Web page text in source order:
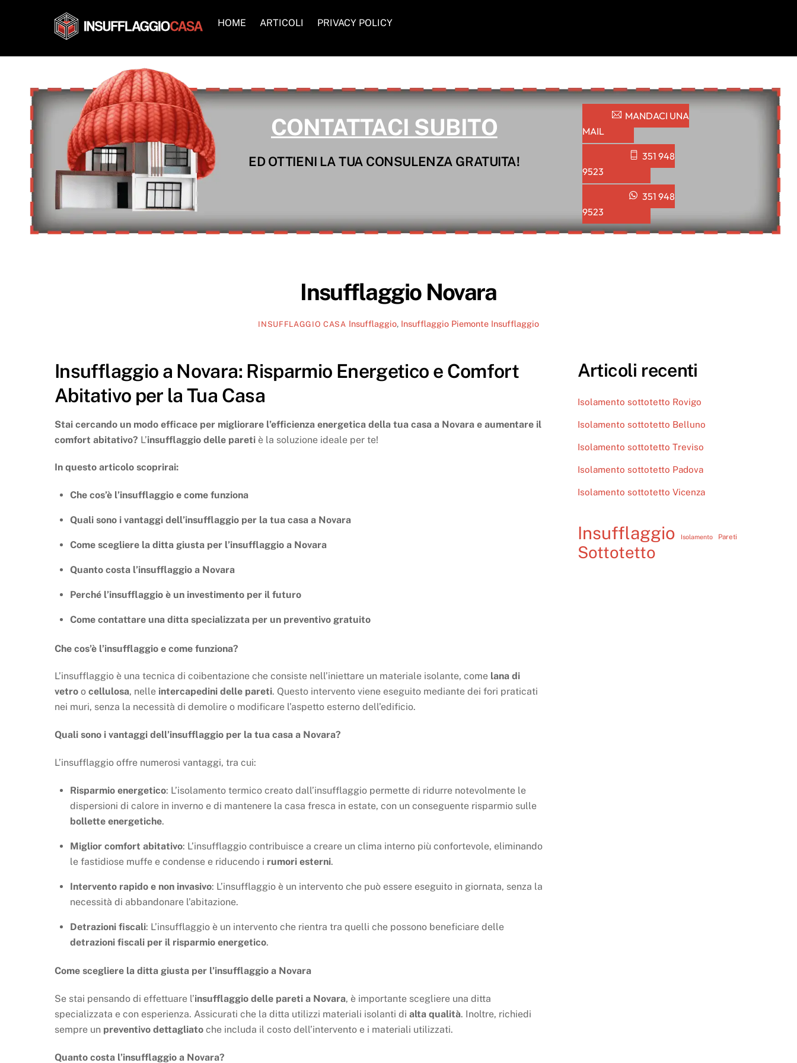
HOME ARTICOLI PRIVACY POLICY
CONTATTACI SUBITO
ED OTTIENI LA TUA CONSULENZA GRATUITA!
MANDACI UNA
MAIL
351 948
9523
351 948
9523
Insufflaggio Novara
INSUFFLAGGIO CASA Insufflaggio, Insufflaggio Piemonte Insufflaggio
Insufflaggio a Novara: Risparmio Energetico e Comfort
Abitativo per la Tua Casa
Stai cercando un modo efficace per migliorare l’efficienza energetica della tua casa a Novara e aumentare il
comfort abitativo? L’insufflaggio delle pareti è la soluzione ideale per te!
In questo articolo scoprirai:
Che cos’è l’insufflaggio e come funziona
Quali sono i vantaggi dell’insufflaggio per la tua casa a Novara
Come scegliere la ditta giusta per l’insufflaggio a Novara
Quanto costa l’insufflaggio a Novara
Perché l’insufflaggio è un investimento per il futuro
Come contattare una ditta specializzata per un preventivo gratuito
Che cos’è l’insufflaggio e come funziona?
L’insufflaggio è una tecnica di coibentazione che consiste nell’iniettare un materiale isolante, come lana di
vetro o cellulosa, nelle intercapedini delle pareti. Questo intervento viene eseguito mediante dei fori praticati
nei muri, senza la necessità di demolire o modificare l’aspetto esterno dell’edificio.
Quali sono i vantaggi dell’insufflaggio per la tua casa a Novara?
L’insufflaggio offre numerosi vantaggi, tra cui:
Risparmio energetico: L’isolamento termico creato dall’insufflaggio permette di ridurre notevolmente le
dispersioni di calore in inverno e di mantenere la casa fresca in estate, con un conseguente risparmio sulle
bollette energetiche.
Miglior comfort abitativo: L’insufflaggio contribuisce a creare un clima interno più confortevole, eliminando
le fastidiose muffe e condense e riducendo i rumori esterni.
Intervento rapido e non invasivo: L’insufflaggio è un intervento che può essere eseguito in giornata, senza la
necessità di abbandonare l’abitazione.
Detrazioni fiscali: L’insufflaggio è un intervento che rientra tra quelli che possono beneficiare delle
detrazioni fiscali per il risparmio energetico.
Come scegliere la ditta giusta per l’insufflaggio a Novara
Se stai pensando di effettuare l’insufflaggio delle pareti a Novara, è importante scegliere una ditta
specializzata e con esperienza. Assicurati che la ditta utilizzi materiali isolanti di alta qualità. Inoltre, richiedi
sempre un preventivo dettagliato che includa il costo dell’intervento e i materiali utilizzati.
Quanto costa l’insufflaggio a Novara?
Articoli recenti
Isolamento sottotetto Rovigo
Isolamento sottotetto Belluno
Isolamento sottotetto Treviso
Isolamento sottotetto Padova
Isolamento sottotetto Vicenza
Insufflaggio Isolamento Pareti
Sottotetto